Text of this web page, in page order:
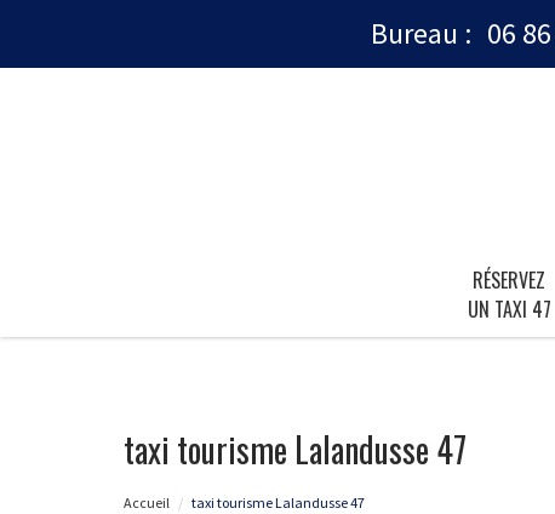
Bureau : 06
RÉSERVEZ
UN TAXI 47
taxi tourisme Lalandusse 47
Accueil taxi tourisme Lalandusse 47